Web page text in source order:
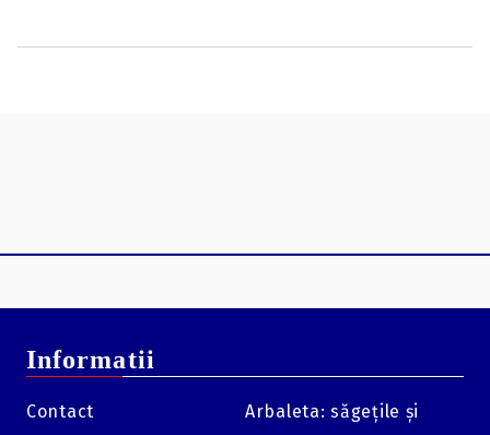
Informatii
Contact
Arbaleta: săgețile și